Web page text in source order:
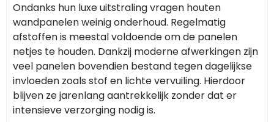
Ondanks hun luxe uitstraling vragen houten
wandpanelen weinig onderhoud. Regelmatig
afstoffen is meestal voldoende om de panelen
netjes te houden. Dankzij moderne afwerkingen zijn
veel panelen bovendien bestand tegen dagelijkse
invloeden zoals stof en lichte vervuiling. Hierdoor
blijven ze jarenlang aantrekkelijk zonder dat er
intensieve verzorging nodig is.